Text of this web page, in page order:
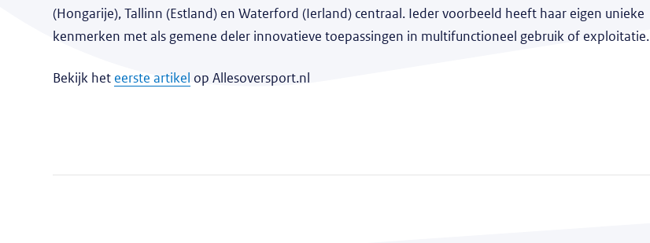
(Hongarije), Tallinn (Estland) en Waterford (Ierland) centraal. Ieder voorbeeld heeft haar eigen unieke
kenmerken met als gemene deler innovatieve toepassingen in multifunctioneel gebruik of exploitatie.
Bekijk het eerste artikel op Allesoversport.nl